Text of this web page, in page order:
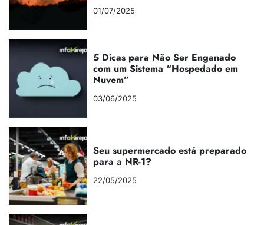
01/07/2025
5 Dicas para Não Ser Enganado
com um Sistema “Hospedado em
Nuvem”
03/06/2025
Seu supermercado está preparado
para a NR-1?
22/05/2025